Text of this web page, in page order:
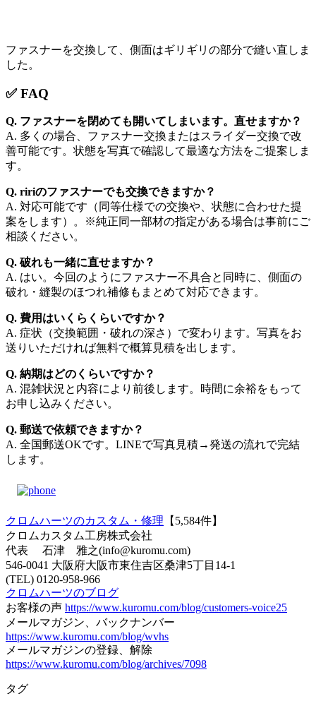
ファスナーを交換して、側面はギリギリの部分で縫い直しま
した。
✅ FAQ
Q. ファスナーを閉めても開いてしまいます。直せますか？
A. 多くの場合、ファスナー交換またはスライダー交換で改
善可能です。状態を写真で確認して最適な方法をご提案しま
す。
Q. ririのファスナーでも交換できますか？
A. 対応可能です（同等仕様での交換や、状態に合わせた提
案をします）。※純正同一部材の指定がある場合は事前にご
相談ください。
Q. 破れも一緒に直せますか？
A. はい。今回のようにファスナー不具合と同時に、側面の
破れ・縫製のほつれ補修もまとめて対応できます。
Q. 費用はいくらくらいですか？
A. 症状（交換範囲・破れの深さ）で変わります。写真をお
送りいただければ無料で概算見積を出します。
Q. 納期はどのくらいですか？
A. 混雑状況と内容により前後します。時間に余裕をもって
お申し込みください。
Q. 郵送で依頼できますか？
A. 全国郵送OKです。LINEで写真見積→発送の流れで完結
します。
クロムハーツのカスタム・修理 【5,584件】
クロムカスタム工房株式会社
代表 石津 雅之(info@kuromu.com)
546-0041 大阪府大阪市東住吉区桑津5丁目14-1
(TEL) 0120-958-966
クロムハーツのブログ
お客様の声 https://www.kuromu.com/blog/customers-voice25
メールマガジン、バックナンバー
https://www.kuromu.com/blog/wvhs
メールマガジンの登録、解除
https://www.kuromu.com/blog/archives/7098
タグ